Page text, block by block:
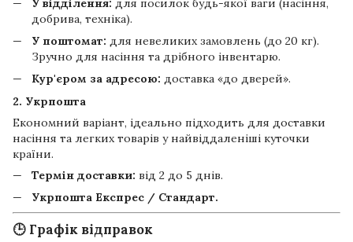
добрива, техніка).
У поштомат: для невеликих замовлень (до 20 кг).
Зручно для насіння та дрібного інвентарю.
Кур'єром за адресою: доставка «до дверей».
2. Укрпошта
Економний варіант, ідеально підходить для доставки
насіння та легких товарів у найвіддаленіші куточки
країни.
Термін доставки: від 2 до 5 днів.
Укрпошта Експрес / Стандарт.
🕒 Графік відправок